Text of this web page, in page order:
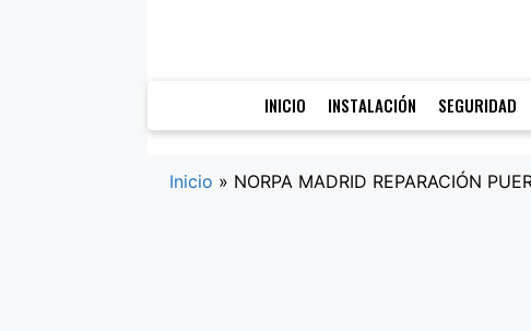
INICIO INSTALACIÓN SEGURIDAD
Inicio » NORPA MADRID REPARACIÓN